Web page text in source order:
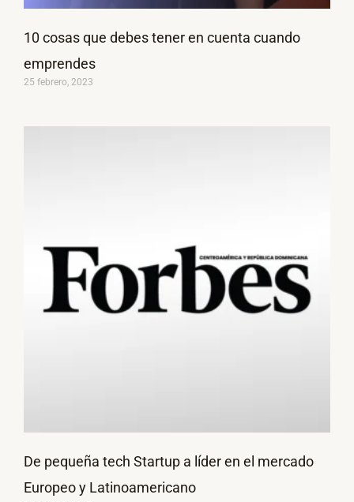
10 cosas que debes tener en cuenta cuando
emprendes
25 febrero, 2023
De pequeña tech Startup a líder en el mercado
Europeo y Latinoamericano